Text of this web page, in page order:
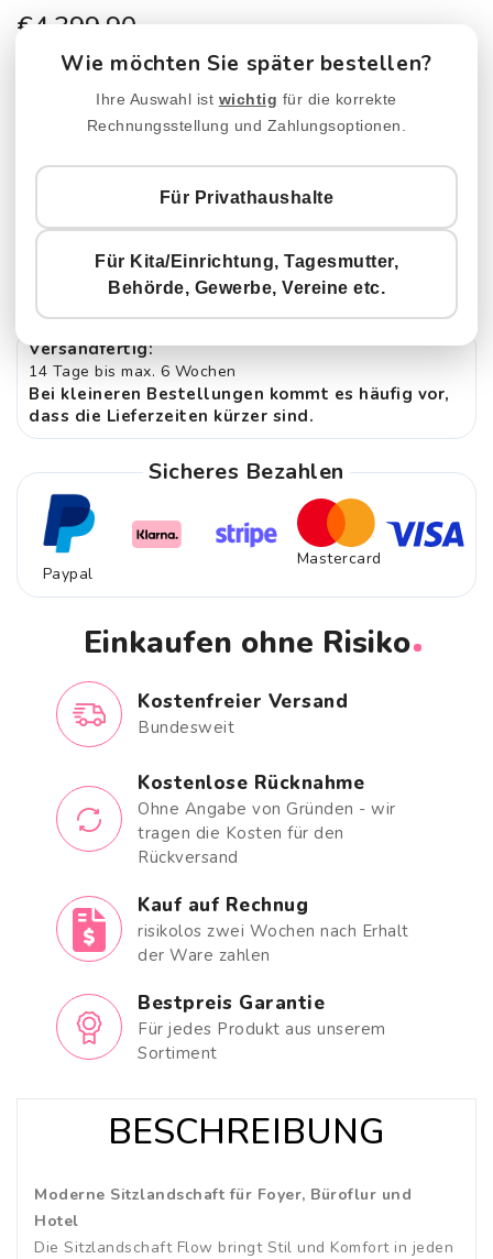
Normaler
€4.399,90
Artikelnummer :834091
SitzlandschaftSitzlandschaft
Flow
Informationen zur Lieferung
Versandfertig:
14 Tage bis max. 6 Wochen
Bei kleineren Bestellungen kommt es häufig vor,
dass die Lieferzeiten kürzer sind.
Sicheres Bezahlen
Paypal
Mastercard
Einkaufen ohne Risiko
Kostenfreier Versand
Bundesweit
Kostenlose Rücknahme
Ohne Angabe von Gründen - wir
tragen die Kosten für den
Rückversand
Kauf auf Rechnug
risikolos zwei Wochen nach Erhalt
der Ware zahlen
Bestpreis Garantie
Für jedes Produkt aus unserem
Sortiment
BESCHREIBUNG
Moderne Sitzlandschaft für Foyer, Büroflur und
Hotel
Die Sitzlandschaft Flow bringt Stil und Komfort in jeden
Wie möchten Sie später bestellen?
Ihre Auswahl ist wichtig für die korrekte
Rechnungsstellung und Zahlungsoptionen.
Für Privathaushalte
Für Kita/Einrichtung, Tagesmutter,
Behörde, Gewerbe, Vereine etc.